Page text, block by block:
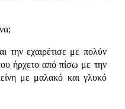
την εχαιρέτισε με πολύν
ήρχετο από πίσω με την
με μαλακό και γλυκό